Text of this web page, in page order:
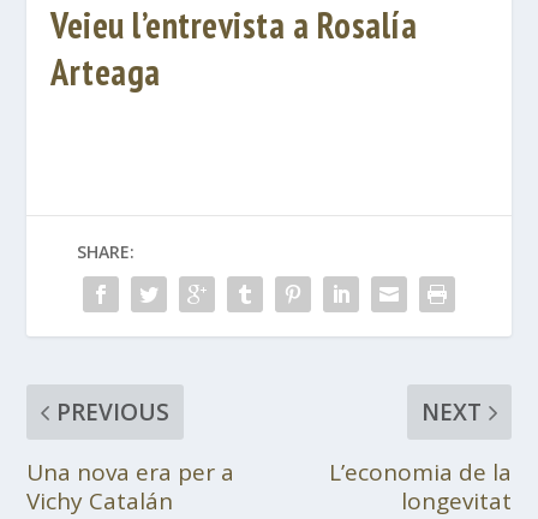
Veieu l’entrevista a Rosalía
Arteaga
SHARE:
PREVIOUS
Una nova era per a
Vichy Catalán
NEXT
L’economia de la
longevitat